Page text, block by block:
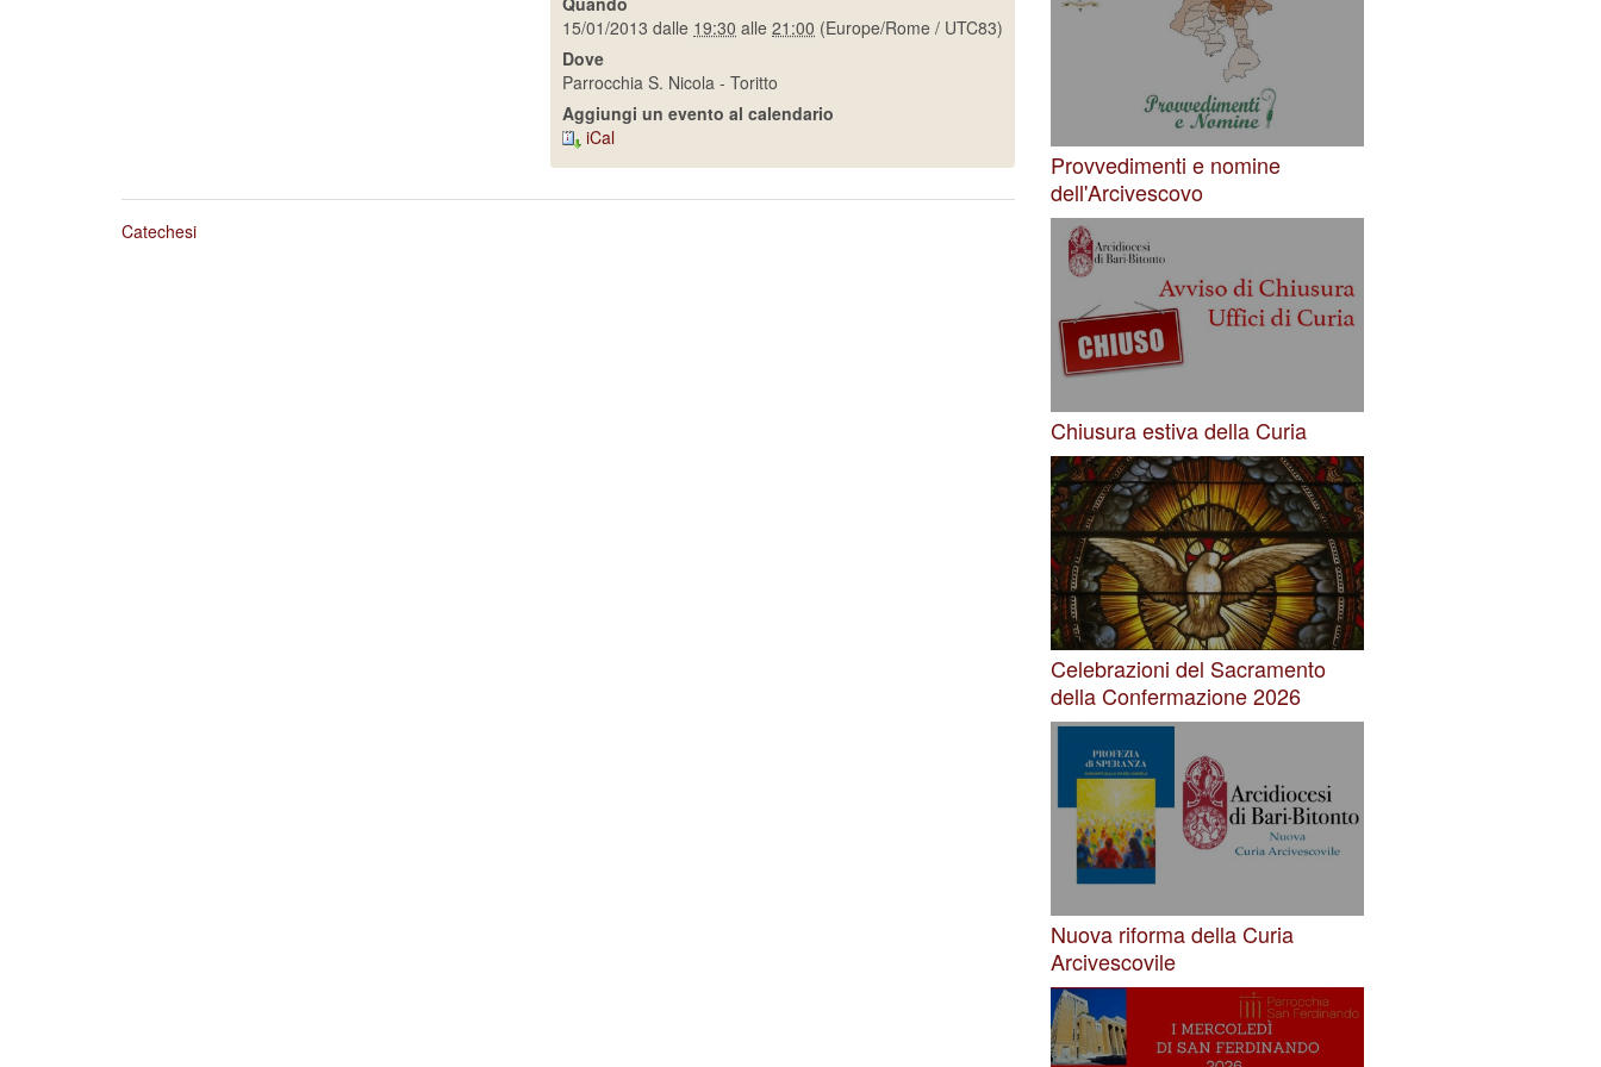
15/01/2013 dalle 19:30 alle 21:00 (Europe/Rome / UTC83)
Dove
Parrocchia S. Nicola - Toritto
Aggiungi un evento al calendario
iCal
Catechesi
Provvedimenti e nomine
dell'Arcivescovo
Chiusura estiva della Curia
Celebrazioni del Sacramento
della Confermazione 2026
Nuova riforma della Curia
Arcivescovile